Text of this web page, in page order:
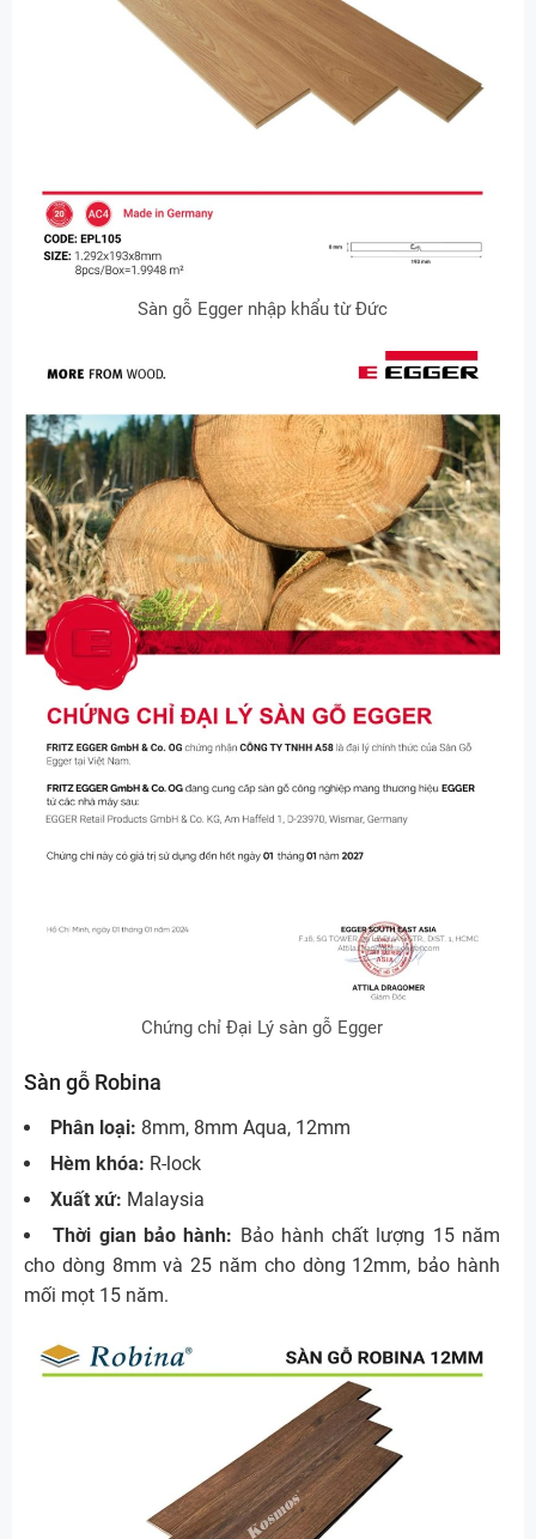
Sàn gỗ Egger nhập khẩu từ Đức
Chứng chỉ Đại Lý sàn gỗ Egger
Sàn gỗ Robina
Phân loại: 8mm, 8mm Aqua, 12mm
Hèm khóa: R-lock
Xuất xứ: Malaysia
Thời gian bảo hành: Bảo hành chất lượng 15 năm
cho dòng 8mm và 25 năm cho dòng 12mm, bảo hành
mối mọt 15 năm.